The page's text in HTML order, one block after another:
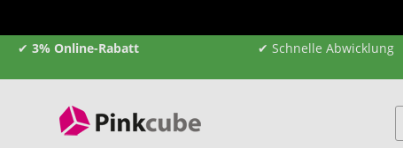
✔ 3% Online-Rabatt ✔ Schnelle Abwicklung